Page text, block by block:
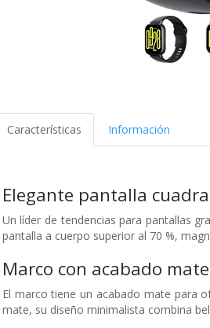
Características Información
Elegante pantalla
Un líder de tendencias para pantallas
pantalla a cuerpo superior al 70 %,
Marco con acabado
El marco tiene un acabado mate para
mate, su diseño minimalista combina